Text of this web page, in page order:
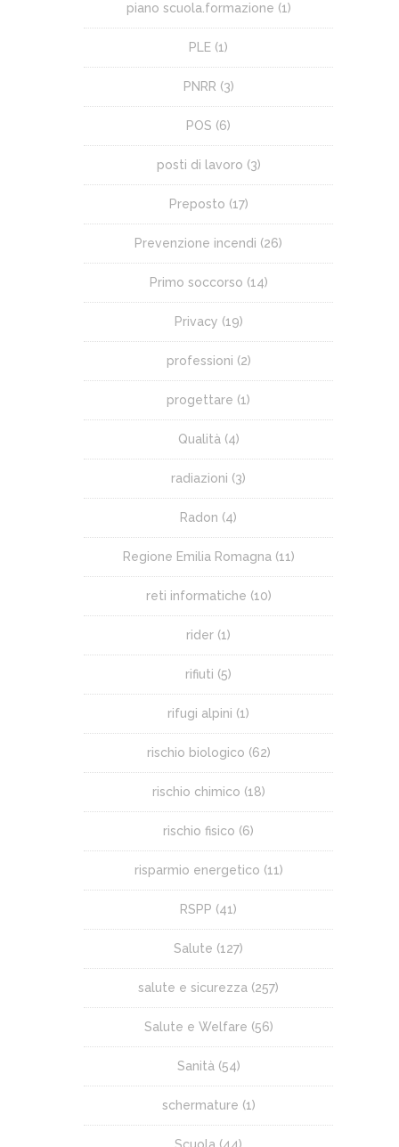
piano scuola.formazione (1)
PLE (1)
PNRR (3)
POS (6)
posti di lavoro (3)
Preposto (17)
Prevenzione incendi (26)
Primo soccorso (14)
Privacy (19)
professioni (2)
progettare (1)
Qualità (4)
radiazioni (3)
Radon (4)
Regione Emilia Romagna (11)
reti informatiche (10)
rider (1)
rifiuti (5)
rifugi alpini (1)
rischio biologico (62)
rischio chimico (18)
rischio fisico (6)
risparmio energetico (11)
RSPP (41)
Salute (127)
salute e sicurezza (257)
Salute e Welfare (56)
Sanità (54)
schermature (1)